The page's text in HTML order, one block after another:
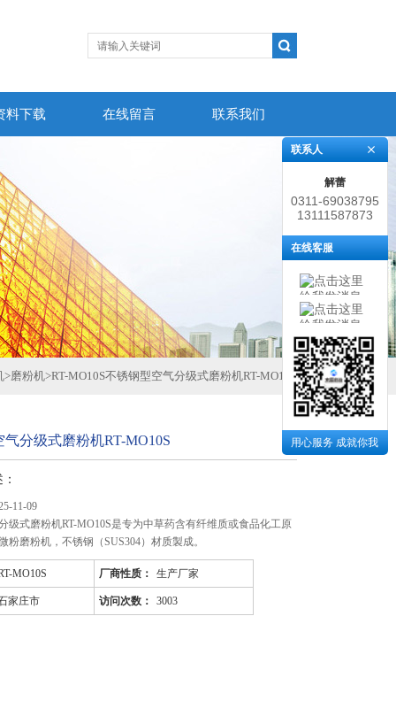
料下载 在线留言 联系我们
>磨粉机>RT-MO10S不锈钢型空气分级式磨粉机RT-MO10S
分级式磨粉机RT-MO10S
11-09
级式磨粉机RT-MO10S是专为中草药含有纤维质或食品化工原
粉磨粉机，不锈钢（SUS304）材质製成。
MO10S 厂商性质： 生产厂家
家庄市 访问次数： 3003
联系人
解蕾
0311-69038795
13111587873
在线客服
用心服务 成就你我